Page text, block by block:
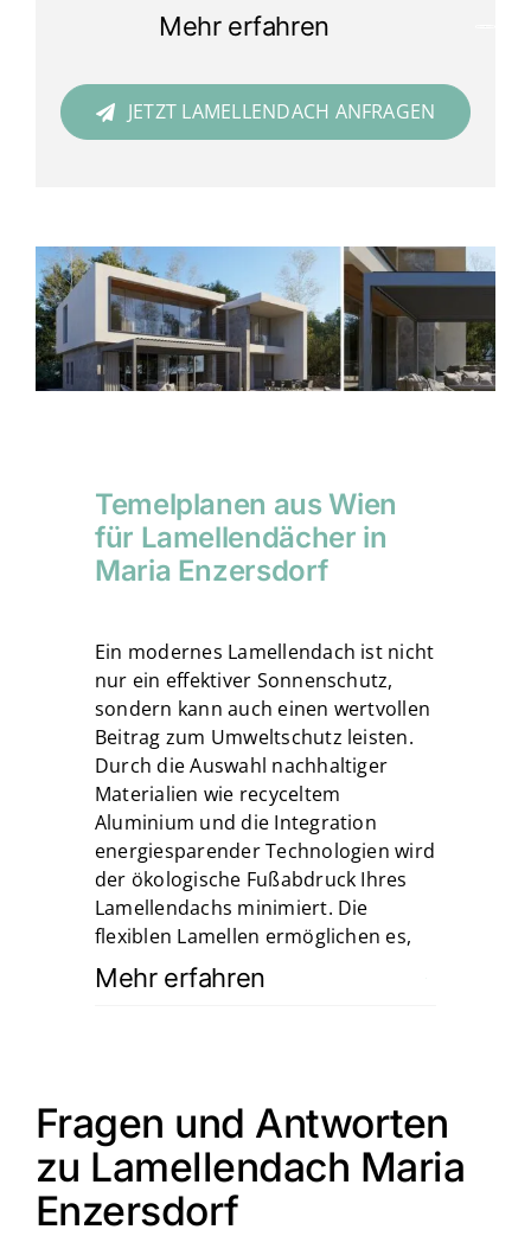
Mehr erfahren
JETZT LAMELLENDACH ANFRAGEN
Temelplanen aus Wien
für Lamellendächer in
Maria Enzersdorf
Ein modernes Lamellendach ist nicht
nur ein effektiver Sonnenschutz,
sondern kann auch einen wertvollen
Beitrag zum Umweltschutz leisten.
Durch die Auswahl nachhaltiger
Materialien wie recyceltem
Aluminium und die Integration
energiesparender Technologien wird
der ökologische Fußabdruck Ihres
Lamellendachs minimiert. Die
flexiblen Lamellen ermöglichen es,
Mehr erfahren
Fragen und Antworten
zu Lamellendach Maria
Enzersdorf